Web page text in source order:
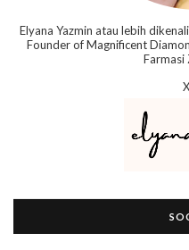
Elyana Yazmin atau lebih
Founder of Magnificent
Farmasi